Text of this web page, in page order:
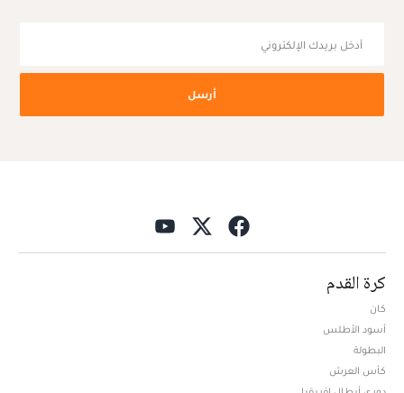
أرسل
كرة القدم
كان
أسود الأطلس
البطولة
كأس العرش